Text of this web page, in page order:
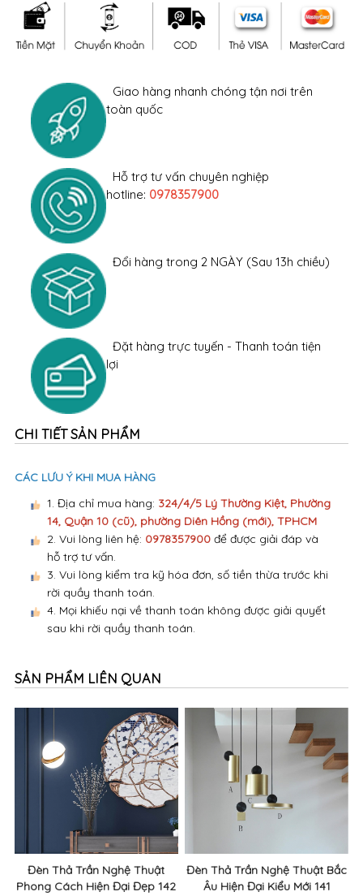
Giao hàng nhanh chóng tận nơi trên
toàn quốc
Hỗ trợ tư vấn chuyên nghiệp
hotline: 0978357900
Đổi hàng trong 2 NGÀY (Sau 13h chiều)
Đặt hàng trực tuyến - Thanh toán tiện
lợi
CHI TIẾT SẢN PHẨM
CÁC LƯU Ý KHI MUA HÀNG
1. Địa chỉ mua hàng: 324/4/5 Lý Thường Kiệt, Phường
14, Quận 10 (cũ), phường Diên Hồng (mới), TPHCM
2. Vui lòng liên hệ: 0978357900để được giải đáp và
hỗ trợ tư vấn.
3. Vui lòng kiểm tra kỹ hóa đơn, số tiền thừa trước khi
rời quầy thanh toán.
4. Mọi khiếu nại về thanh toán không được giải quyết
sau khi rời quầy thanh toán.
SẢN PHẨM LIÊN QUAN
Đèn Thả Trần Nghệ Thuật
Phong Cách Hiện Đại Đẹp 142
Đèn Thả Trần Nghệ Thuật Bắc
Âu Hiện Đại Kiểu Mới 141